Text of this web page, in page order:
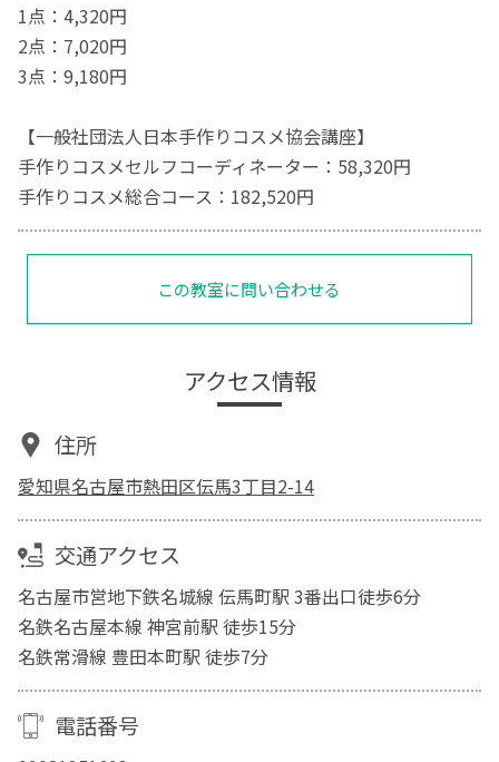
1点：4,320円
2点：7,020円
3点：9,180円
【一般社団法人日本手作りコスメ協会講座】
手作りコスメセルフコーディネーター：58,320円
手作りコスメ総合コース：182,520円
この教室に問い合わせる
アクセス情報
住所
愛知県名古屋市熱田区伝馬3丁目2-14
交通アクセス
名古屋市営地下鉄名城線 伝馬町駅 3番出口徒歩6分
名鉄名古屋本線 神宮前駅 徒歩15分
名鉄常滑線 豊田本町駅 徒歩7分
電話番号